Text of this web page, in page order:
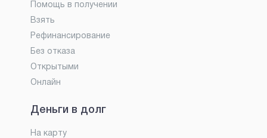
Помощь в получении
Взять
Рефинансирование
Без отказа
Открытыми
Онлайн
Деньги в долг
На карту